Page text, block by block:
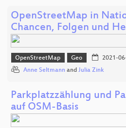
OpenStreetMap in
Chancen, Folgen und
OpenStreetMap Geo 2021-
Anne Seltmann and Julia Zink
Parkplatzzählung und
auf OSM-Basis